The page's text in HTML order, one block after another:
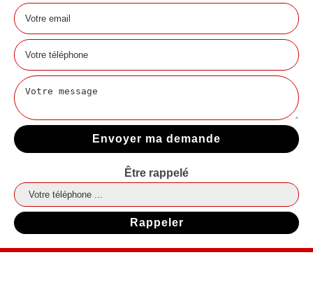
Être rappelé